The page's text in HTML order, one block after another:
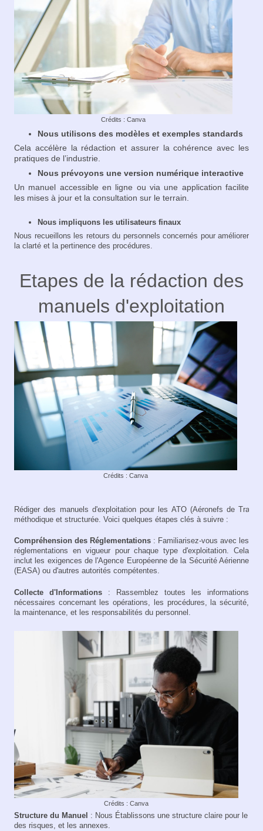
Crédits : Canva
Nous utilisons des modèles et exemples standards
Cela accélère la rédaction et assurer la cohérence avec les
pratiques de l’industrie.
Nous prévoyons une version numérique interactive
Un manuel accessible en ligne ou via une application facilite
les mises à jour et la consultation sur le terrain.
Nous impliquons les utilisateurs finaux
Nous recueillons les retours du personnels concernés pour améliorer
la clarté et la pertinence des procédures.
Etapes de la rédaction des
manuels d'exploitation
Crédits : Canva
Rédiger des manuels d'exploitation pour les ATO (Aéronefs de
méthodique et structurée. Voici quelques étapes clés à suivre :
Compréhension des Réglementations : Familiarisez-vous avec les
réglementations en vigueur pour chaque type d'exploitation. Cela
inclut les exigences de l'Agence Européenne de la Sécurité Aérienne
(EASA) ou d'autres autorités compétentes.
Collecte d'Informations : Rassemblez toutes les informations
nécessaires concernant les opérations, les procédures, la sécurité,
la maintenance, et les responsabilités du personnel.
Crédits : Canva
Structure du Manuel : Nous Établissons une structure claire pour le
des risques, et les annexes.